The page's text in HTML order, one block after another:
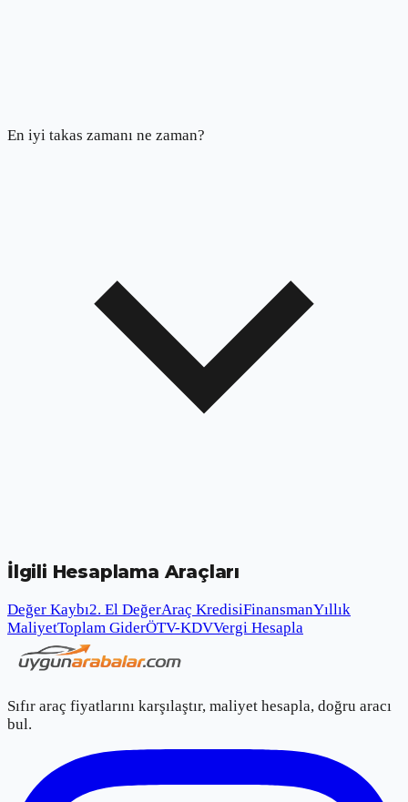
En iyi takas zamanı ne zaman?
İlgili Hesaplama Araçları
Değer Kaybı2. El DeğerAraç KredisiFinansmanYıllık
MaliyetToplam GiderÖTV-KDVVergi Hesapla
Sıfır araç fiyatlarını karşılaştır, maliyet hesapla, doğru aracı
bul.